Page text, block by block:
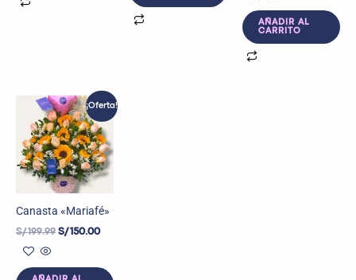
AÑADIR AL
CARRITO
¡Oferta!
Canasta «Mariafé»
S/199.99
El
precio
original
era:
S/ 199.99.
S/150.00
precio
actual
es:
S/ 150.00.